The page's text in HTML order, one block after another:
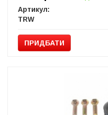
Артикул:
TRW
ПРИДБАТИ